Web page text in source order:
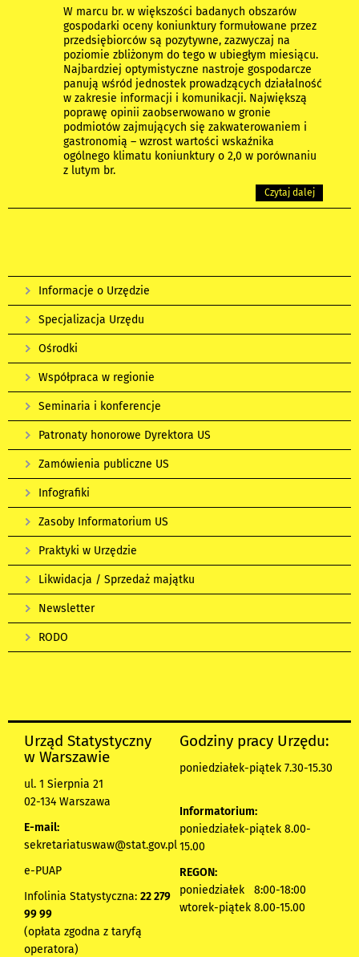
W marcu br. w większości badanych obszarów
gospodarki oceny koniunktury formułowane przez
przedsiębiorców są pozytywne, zazwyczaj na
poziomie zbliżonym do tego w ubiegłym miesiącu.
Najbardziej optymistyczne nastroje gospodarcze
panują wśród jednostek prowadzących działalność
w zakresie informacji i komunikacji. Największą
poprawę opinii zaobserwowano w gronie
podmiotów zajmujących się zakwaterowaniem i
gastronomią – wzrost wartości wskaźnika
ogólnego klimatu koniunktury o 2,0 w porównaniu
z lutym br.
Czytaj dalej
Informacje o Urzędzie
Specjalizacja Urzędu
Ośrodki
Współpraca w regionie
Seminaria i konferencje
Patronaty honorowe Dyrektora US
Zamówienia publiczne US
Infografiki
Zasoby Informatorium US
Praktyki w Urzędzie
Likwidacja / Sprzedaż majątku
Newsletter
RODO
Urząd Statystyczny
w Warszawie
ul. 1 Sierpnia 21
02-134 Warszawa
E-mail:
sekretariatuswaw@stat.gov.pl
e-PUAP
Infolinia Statystyczna: 22 279
99 99
(opłata zgodna z taryfą
operatora)
Godziny pracy Urzędu:
poniedziałek-piątek 7.30-15.30
Informatorium:
poniedziałek-piątek 8.00-
15.00
REGON:
poniedziałek 8:00-18:00
wtorek-piątek 8.00-15.00